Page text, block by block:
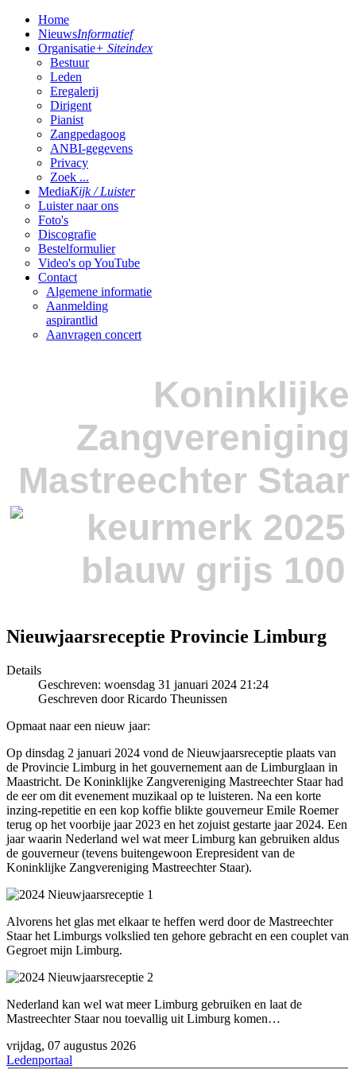
Home
NieuwsInformatief
Organisatie+ Siteindex
Bestuur
Leden
Eregalerij
Dirigent
Pianist
Zangpedagoog
ANBI-gegevens
Privacy
Zoek ...
MediaKijk / Luister
Luister naar ons
Foto's
Discografie
Bestelformulier
Video's op YouTube
Contact
Algemene informatie
Aanmelding
aspirantlid
Aanvragen concert
Koninklijke
Zangvereniging
Mastreechter Staar
Nieuwjaarsreceptie Provincie Limburg
Details
Geschreven: woensdag 31 januari 2024 21:24
Geschreven door Ricardo Theunissen
Opmaat naar een nieuw jaar:
Op dinsdag 2 januari 2024 vond de Nieuwjaarsreceptie plaats van
de Provincie Limburg in het gouvernement aan de Limburglaan in
Maastricht. De Koninklijke Zangvereniging Mastreechter Staar had
de eer om dit evenement muzikaal op te luisteren. Na een korte
inzing-repetitie en een kop koffie blikte gouverneur Emile Roemer
terug op het voorbije jaar 2023 en het zojuist gestarte jaar 2024. Een
jaar waarin Nederland wel wat meer Limburg kan gebruiken aldus
de gouverneur (tevens buitengewoon Erepresident van de
Koninklijke Zangvereniging Mastreechter Staar).
Alvorens het glas met elkaar te heffen werd door de Mastreechter
Staar het Limburgs volkslied ten gehore gebracht en een couplet van
Gegroet mijn Limburg.
Nederland kan wel wat meer Limburg gebruiken en laat de
Mastreechter Staar nou toevallig uit Limburg komen…
vrijdag, 07 augustus 2026
Ledenportaal